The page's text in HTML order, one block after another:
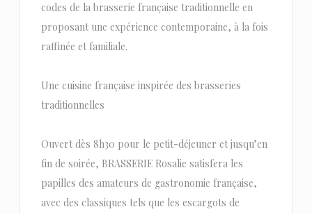
codes de la brasserie française traditionnelle en
proposant une expérience contemporaine, à la fois
raffinée et familiale.
Une cuisine française inspirée des brasseries
traditionnelles
Ouvert dès 8h30 pour le petit-déjeuner et jusqu’en
fin de soirée, BRASSERIE Rosalie satisfera les
papilles des amateurs de gastronomie française,
avec des classiques tels que les escargots de